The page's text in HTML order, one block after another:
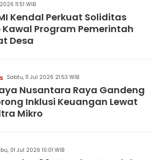
11:51 WIB
Kendal Perkuat Soliditas
Kawal Program Pemerintah
Desa
Sabtu, 11 Jul 2026 21:53 WIB
Nusantara Raya Gandeng
Inklusi Keuangan Lewat
Mikro
01 Jul 2026 10:01 WIB